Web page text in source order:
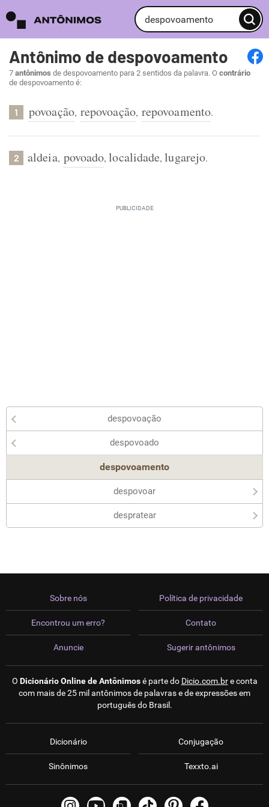
Antônimo de despovoamento
7 antônimos de despovoamento para 2 sentidos da palavra. O contrário
de despovoamento é:
1 povoação, repovoação, repovoamento.
2 aldeia, povoado,localidade,lugarejo.
despovoação
despovoado
despovoamento
despovoar
despratear
Sobre nós
Encontrou um erro?
Anuncie
Política de privacidade
Contato
Sugerir antônimos
O Dicionário Online de Antônimosé parte do Dicio.com.bre conta
com mais de 25 mil antônimos de palavras e de expressões em
português do Brasil.
Dicionário
Sinônimos
Conjugação
Texxto.ai